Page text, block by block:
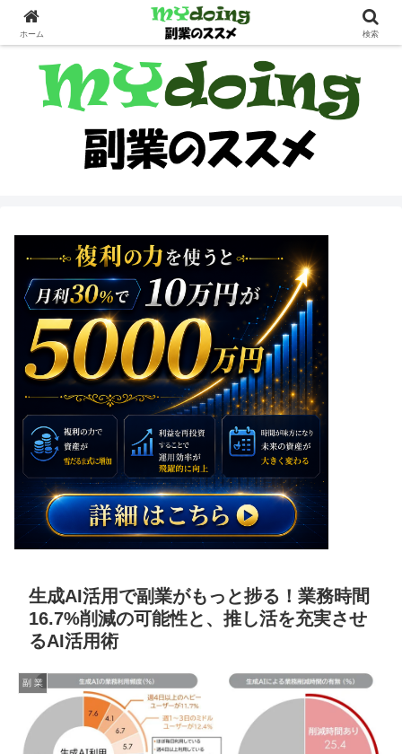
副業界隈
生成AI活用で副業がもっと捗る！業務時間
16.7%削減の可能性と、推し活を充実させ
るAI活用術
副 業
ホーム 検索